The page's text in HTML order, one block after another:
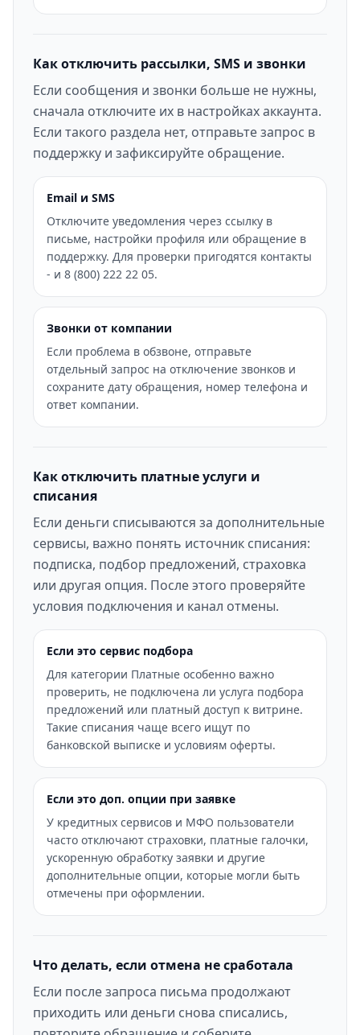
Как отключить рассылки, SMS и звонки
Если сообщения и звонки больше не нужны,
сначала отключите их в настройках аккаунта.
Если такого раздела нет, отправьте запрос в
поддержку и зафиксируйте обращение.
Email и SMS
Отключите уведомления через ссылку в
письме, настройки профиля или обращение в
поддержку. Для проверки пригодятся контакты
- и 8 (800) 222 22 05.
Звонки от компании
Если проблема в обзвоне, отправьте
отдельный запрос на отключение звонков и
сохраните дату обращения, номер телефона и
ответ компании.
Как отключить платные услуги и
списания
Если деньги списываются за дополнительные
сервисы, важно понять источник списания:
подписка, подбор предложений, страховка
или другая опция. После этого проверяйте
условия подключения и канал отмены.
Если это сервис подбора
Для категории Платные особенно важно
проверить, не подключена ли услуга подбора
предложений или платный доступ к витрине.
Такие списания чаще всего ищут по
банковской выписке и условиям оферты.
Если это доп. опции при заявке
У кредитных сервисов и МФО пользователи
часто отключают страховки, платные галочки,
ускоренную обработку заявки и другие
дополнительные опции, которые могли быть
отмечены при оформлении.
Что делать, если отмена не сработала
Если после запроса письма продолжают
приходить или деньги снова списались,